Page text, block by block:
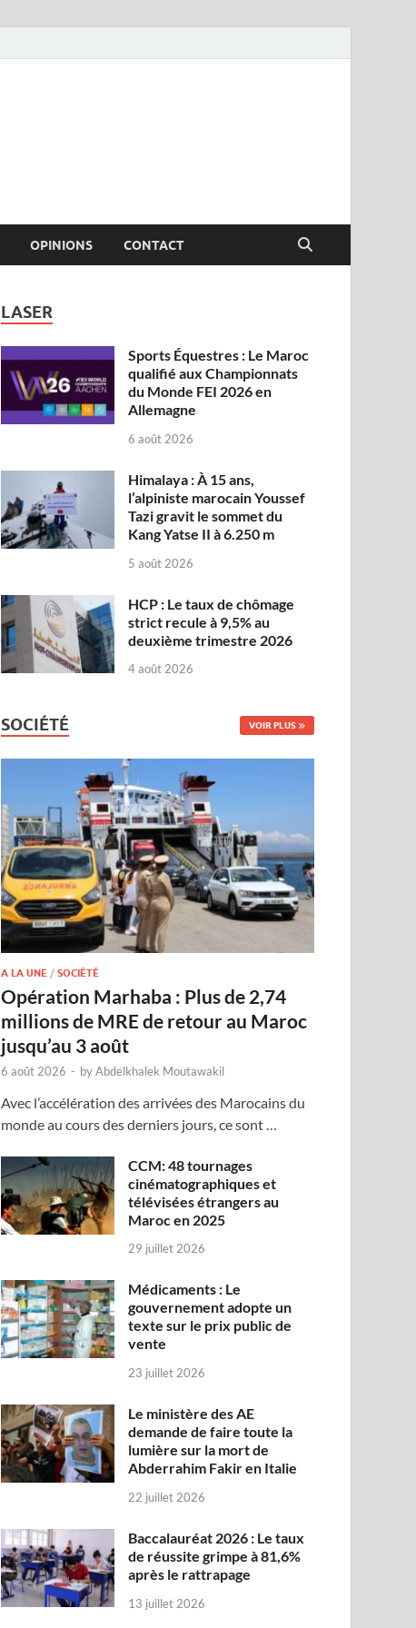
OPINIONS CONTACT
LASER
Sports Équestres : Le Maroc
qualifié aux Championnats
du Monde FEI 2026 en
Allemagne
6 août 2026
Himalaya : À 15 ans,
l’alpiniste marocain Youssef
Tazi gravit le sommet du
Kang Yatse II à 6.250 m
5 août 2026
HCP : Le taux de chômage
strict recule à 9,5% au
deuxième trimestre 2026
4 août 2026
SOCIÉTÉ VOIR PLUS
A LA UNE /SOCIÉTÉ
Opération Marhaba : Plus de 2,74
millions de MRE de retour au Maroc
jusqu’au 3 août
6 août 2026 - byAbdelkhalek Moutawakil
Avec l’accélération des arrivées des Marocains du
monde au cours des derniers jours, ce sont …
CCM: 48 tournages
cinématographiques et
télévisées étrangers au
Maroc en 2025
29 juillet 2026
Médicaments : Le
gouvernement adopte un
texte sur le prix public de
vente
23 juillet 2026
Le ministère des AE
demande de faire toute la
lumière sur la mort de
Abderrahim Fakir en Italie
22 juillet 2026
Baccalauréat 2026 : Le taux
de réussite grimpe à 81,6%
après le rattrapage
13 juillet 2026